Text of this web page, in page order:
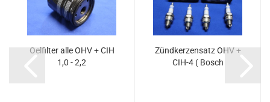
Oelfilter alle OHV + CIH
1,0 - 2,2
Zündkerzensatz OHV +
CIH-4 ( Bosch